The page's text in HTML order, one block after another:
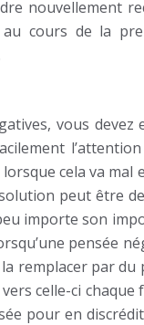
nouvellement
cours de la
vous
cela va mal
peut être
importe son
pensée
remplacer par du
celle-ci chaque
pour en